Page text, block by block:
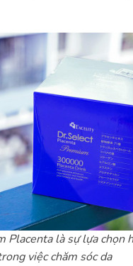
Placenta là sự lựa chọn
việc chăm sóc da